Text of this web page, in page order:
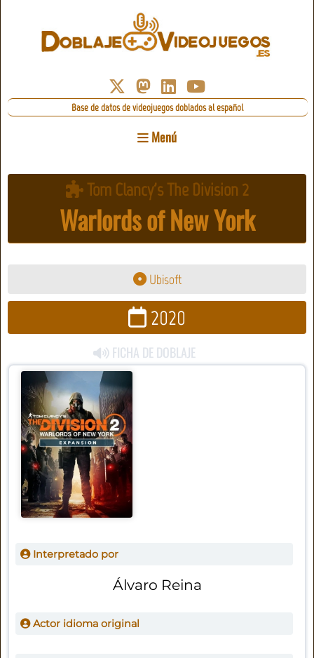
Base de datos de videojuegos doblados al español
Menú
Tom Clancy's The Division 2
Warlords of New York
Ubisoft
2020
FICHA DE DOBLAJE
Interpretado por
Álvaro Reina
Actor idioma original